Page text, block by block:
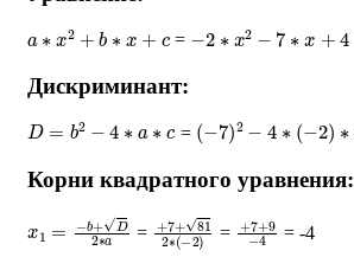
2 b ∗ = 2∗ 2− ∗
Дискриминант:
D= 2− a = (− 7)2− ∗ −2 ∗
Корни квадратного уравнения:
+ D2∗ = + 7+ 812 −2 )
= + 7 +9 = -4